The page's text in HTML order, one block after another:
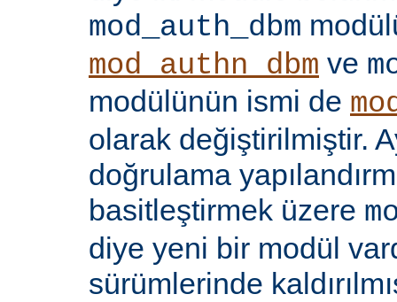
mod_auth_dbm
mod_authn_dbm ve
modülünün ismi de
olarak değiştirilmiştir.
doğrulama
basitleştirmek üzere
diye yeni bir modül
sürümlerinde